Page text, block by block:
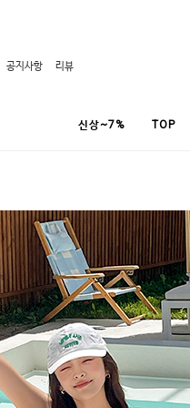
공지사항 리뷰
신상~7% TOP
코디아이템
특가상품
홈웨어
요가복
수영복
언더웨어
앱특가